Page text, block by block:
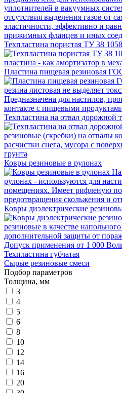
уплотнителей в вакуумных
отсутствия выделения газов от
эластичности, эффективно и
прижимных фланцев и иных
Техпластина пористая ТУ 38
пластина - как амортизатор в
Пластина пищевая резиновая
резина листовая не выделяет
Предназначена для настилов,
контакте с пищевыми
Техпластина на отвал дорожной
резиновые (скребки) на отвалы
расчистки снега, мусора с
грунта
Ковры резиновые в рулонах
рулонах - используются для
помещениях. Имеет рифленую
предотвращения скольжения и
Ковры диэлектрические
резиновые в качестве
дополнительной защиты от
Допуск применения от 1 000
Техпластина губчатая
Сырые резиновые смеси
Подбор параметров
Толщина, мм
3
4
5
6
8
10
12
14
16
20